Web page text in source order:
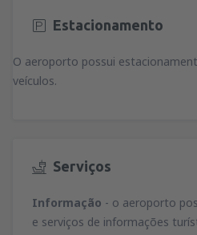
Estacionamento
O aeroporto possui
veículos.
Serviços
Informação - o aeroporto
e serviços de informações